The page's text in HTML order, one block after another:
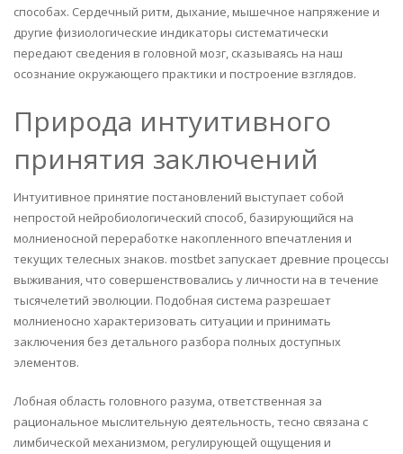
способах. Сердечный ритм, дыхание, мышечное напряжение и
другие физиологические индикаторы систематически
передают сведения в головной мозг, сказываясь на наш
осознание окружающего практики и построение взглядов.
Природа интуитивного
принятия заключений
Интуитивное принятие постановлений выступает собой
непростой нейробиологический способ, базирующийся на
молниеносной переработке накопленного впечатления и
текущих телесных знаков. mostbet запускает древние процессы
выживания, что совершенствовались у личности на в течение
тысячелетий эволюции. Подобная система разрешает
молниеносно характеризовать ситуации и принимать
заключения без детального разбора полных доступных
элементов.
Лобная область головного разума, ответственная за
рациональное мыслительную деятельность, тесно связана с
лимбической механизмом, регулирующей ощущения и